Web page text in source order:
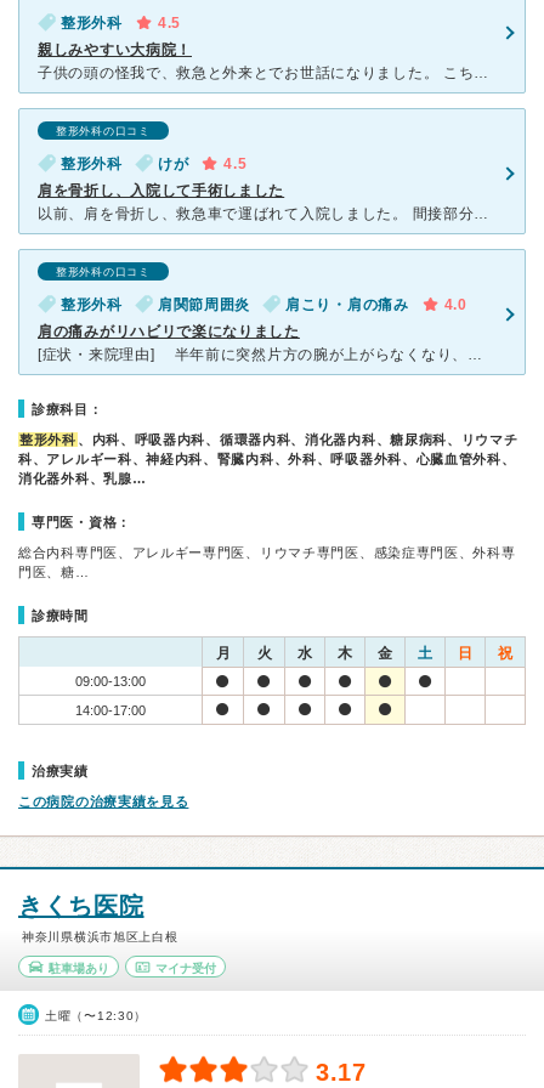
整形外科
4.5
親しみやすい大病院！
子供の頭の怪我で、救急と外来とでお世話になりました。 こちらにかかる前に一度他のクリニックにかかってレントゲンを撮り、「骨折はなし。本人が元気そうなので被曝リスクを考えてCTは撮らない。しかし嘔吐が
整形外科の口コミ
整形外科 けが
4.5
肩を骨折し、入院して手術しました
以前、肩を骨折し、救急車で運ばれて入院しました。 間接部分だったのですが、おおがかりな手術になりました。 先生は、わかりやすく説明してくださり、「痛み」と「早く帰りたい」のとで戦っている私を、
整形外科の口コミ
整形外科 肩関節周囲炎 肩こり・肩の痛み
4.0
肩の痛みがリハビリで楽になりました
[症状・来院理由] 半年前に突然片方の腕が上がらなくなり、自宅から徒歩5分にある横浜旭中央病院へ行きました。 [医師の診断・治療法] 最初の2週間ほどは安静にするべきだが、その後は逆に動かした
診療科目：
整形外科 、内科、呼吸器内科、循環器内科、消化器内科、糖尿病科、リウマチ
科、アレルギー科、神経内科、腎臓内科、外科、呼吸器外科、心臓血管外科、
消化器外科、乳腺…
専門医・資格：
総合内科専門医、アレルギー専門医、リウマチ専門医、感染症専門医、外科専
門医、糖…
診療時間
月 火 水 木 金 土 日 祝
09:00-13:00
14:00-17:00
治療実績
この病院の治療実績を見る
きくち医院
神奈川県横浜市旭区上白根
駐車場あり マイナ受付
土曜（〜12:30）
3.17